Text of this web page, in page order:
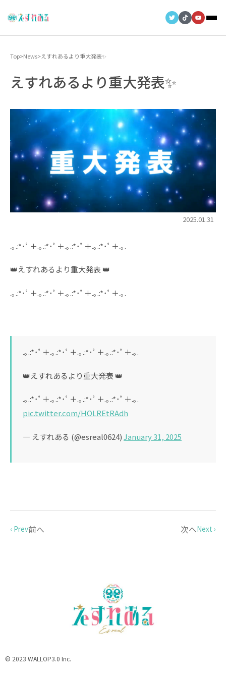
Top>News>えすれあるより重大発表✨
えすれあるより重大発表✨
2025.01.31
.｡.:*･ﾟ＋.｡.:*･ﾟ＋.｡.:*･ﾟ＋.｡.:*･ﾟ＋.｡.
👑えすれあるより重大発表 👑
.｡.:*･ﾟ＋.｡.:*･ﾟ＋.｡.:*･ﾟ＋.｡.:*･ﾟ＋.｡.
.｡.:*･ﾟ＋.｡.:*･ﾟ＋.｡.:*･ﾟ＋.｡.:*･ﾟ＋.｡.
👑えすれあるより重大発表 👑
.｡.:*･ﾟ＋.｡.:*･ﾟ＋.｡.:*･ﾟ＋.｡.:*･ﾟ＋.｡.
pic.twitter.com/HOLREtRAdh
— えすれある (@esreal0624)January 31, 2025
‹ Prev前へ 次へNext ›
© 2023 WALLOP3.0 Inc.